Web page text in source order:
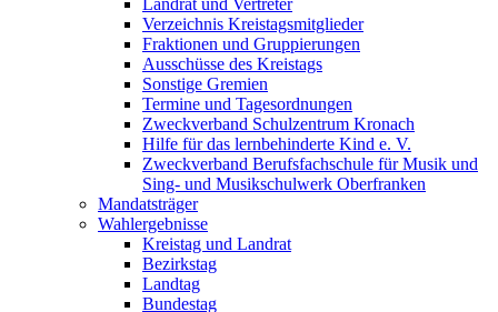
Landrat und Vertreter
Verzeichnis Kreistagsmitglieder
Fraktionen und Gruppierungen
Ausschüsse des Kreistags
Sonstige Gremien
Termine und Tagesordnungen
Zweckverband Schulzentrum Kronach
Hilfe für das lernbehinderte Kind e. V.
Zweckverband Berufsfachschule für Musik und
Sing- und Musikschulwerk Oberfranken
Mandatsträger
Wahlergebnisse
Kreistag und Landrat
Bezirkstag
Landtag
Bundestag